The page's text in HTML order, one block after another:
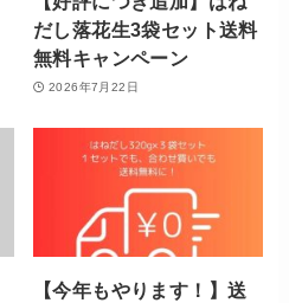
だし落花生3袋セット送料
無料キャンペーン
2026年7月22日
【今年もやります！】送